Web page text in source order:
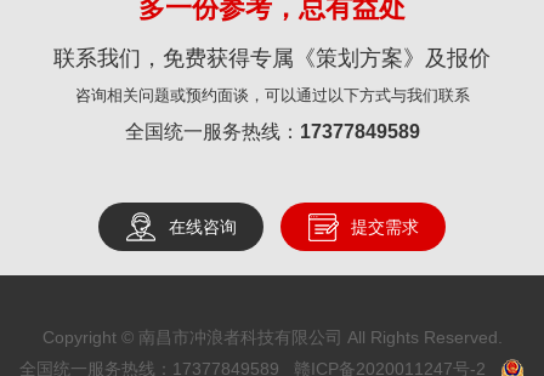
多一份参考，总有益处
联系我们，免费获得专属《策划方案》及报价
咨询相关问题或预约面谈，可以通过以下方式与我们联系
全国统一服务热线： 17377849589
在线咨询 提交需求
Copyright © 南昌市冲浪者科技有限公司 All Rights Reserved.
全国统一服务热线：17377849589 赣ICP备2020011247号-2